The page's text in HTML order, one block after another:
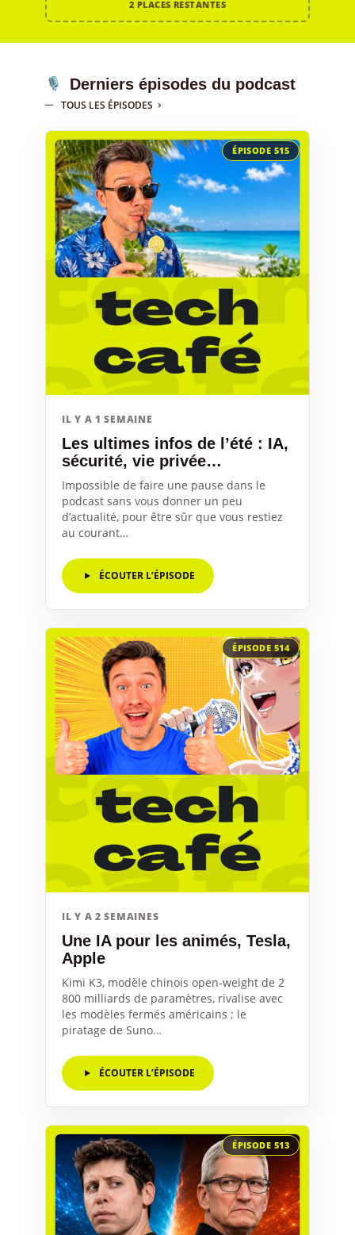
2 PLACES RESTANTES
Derniers épisodes du podcast
TOUS LES ÉPISODES
ÉPISODE 515
IL Y A 1 SEMAINE
Les ultimes infos de l’été : IA,
sécurité, vie privée…
Impossible de faire une pause dans le
podcast sans vous donner un peu
d’actualité, pour être sûr que vous restiez
au courant…
ÉCOUTER L’ÉPISODE
ÉPISODE 514
IL Y A 2 SEMAINES
Une IA pour les animés, Tesla,
Apple
Kimi K3, modèle chinois open-weight de 2
800 milliards de paramètres, rivalise avec
les modèles fermés américains ; le
piratage de Suno…
ÉCOUTER L’ÉPISODE
ÉPISODE 513